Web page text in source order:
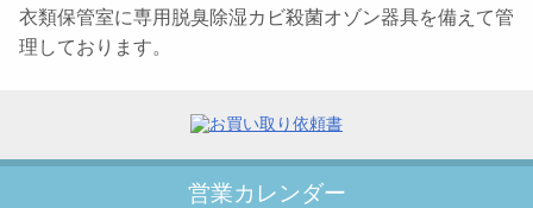
衣類保管室に専用脱臭除湿カビ殺菌オゾン器具を備えて管
理しております。
営業カレンダー